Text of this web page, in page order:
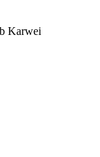
Karwei